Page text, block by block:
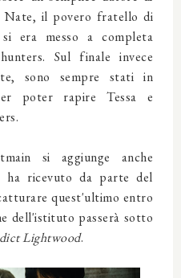
Nate, il povero fratello di
era messo a completa
Sul finale invece
sono sempre stati in
poter rapire Tessa e
si aggiunge anche
ha ricevuto da parte del
quest'ultimo entro
dell'istituto passerà sotto
Lightwood.